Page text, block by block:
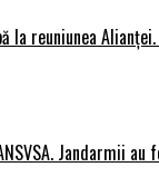
la reuniunea
Jandarmii